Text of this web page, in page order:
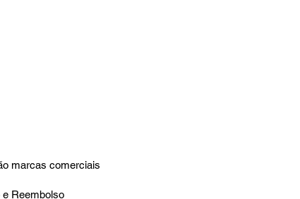
marcas comerciais
e Reembolso